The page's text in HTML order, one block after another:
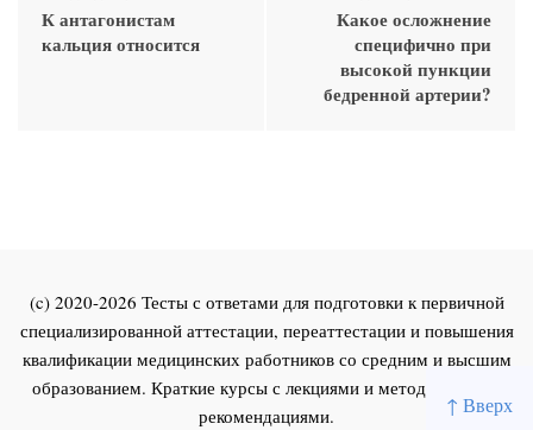
↑ Вверх
К антагонистам
кальция относится
Какое осложнение
специфично при
высокой пункции
бедренной артерии?
(c) 2020-2026 Тесты с ответами для подготовки к первичной
специализированной аттестации, переаттестации и повышения
квалификации медицинских работников со средним и высшим
образованием. Краткие курсы с лекциями и методическими
рекомендациями.